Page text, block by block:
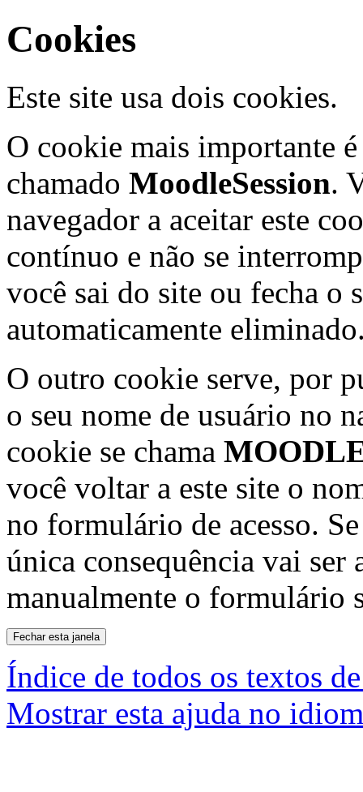
Cookies
Este site usa dois cookies.
O cookie mais importante
chamado MoodleSession.
navegador a aceitar este
contínuo e não se
você sai do site ou fecha o
automaticamente
O outro cookie serve, por
o seu nome de usuário no
cookie se chama
você voltar a este site o
no formulário de acesso.
única consequência vai ser
manualmente o formulário
Índice de todos os textos
Mostrar esta ajuda no